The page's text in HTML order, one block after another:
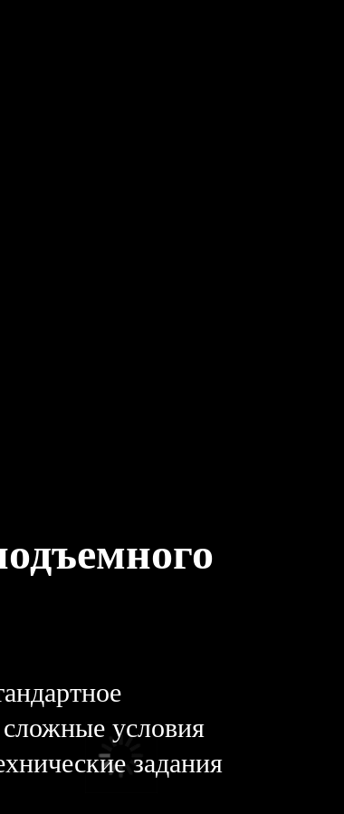
условия
задания